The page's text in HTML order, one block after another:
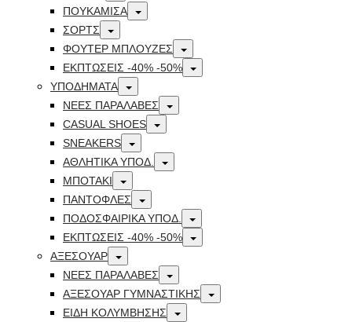
ΠΟΥΚΑΜΙΣΑ Toggle
ΣΟΡΤΣ Toggle
ΦΟΥΤΕΡ ΜΠΛΟΥΖΕΣ Toggle
ΕΚΠΤΏΣΕΙΣ -40% -50% Toggle
ΥΠΟΔΗΜΑΤΑ Toggle
ΝΕΕΣ ΠΑΡΑΛΑΒΕΣ Toggle
CASUAL SHOES Toggle
SNEAKERS Toggle
ΑΘΛΗΤΙΚΑ ΥΠΟΔ. Toggle
ΜΠΟΤΑΚΙ Toggle
ΠΑΝΤΟΦΛΕΣ Toggle
ΠΟΔΟΣΦΑΙΡΙΚΆ ΥΠΟΔ. Toggle
ΕΚΠΤΏΣΕΙΣ -40% -50% Toggle
ΑΞΕΣΟΥΑΡ Toggle
ΝΕΕΣ ΠΑΡΑΛΑΒΕΣ Toggle
ΑΞΕΣΟΥΑΡ ΓΥΜΝΑΣΤΙΚΗΣ Toggle
ΕΙΔΗ ΚΟΛΥΜΒΗΣΗΣ Toggle